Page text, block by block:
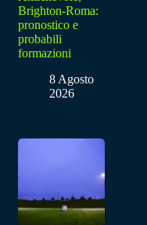
Brighton-Roma:
pronostico e
probabili
formazioni
8 Agosto
2026